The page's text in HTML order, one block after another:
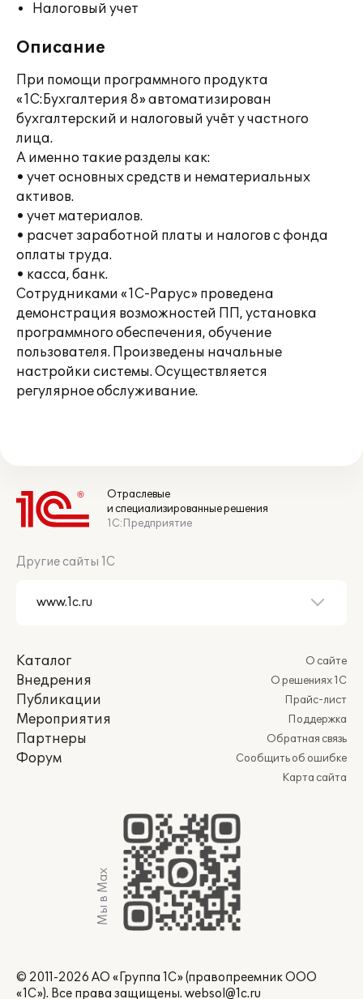
Налоговый учет
Описание
При помощи программного продукта
«1С:Бухгалтерия 8» автоматизирован
бухгалтерский и налоговый учёт у частного
лица.
А именно такие разделы как:
• учет основных средств и нематериальных
активов.
• учет материалов.
• расчет заработной платы и налогов с фонда
оплаты труда.
• касса, банк.
Сотрудниками «1С-Рарус» проведена
демонстрация возможностей ПП, установка
программного обеспечения, обучение
пользователя. Произведены начальные
настройки системы. Осуществляется
регулярное обслуживание.
Отраслевые
и специализированные решения
1С:Предприятие
Другие сайты 1С
Каталог
Внедрения
Публикации
Мероприятия
Партнеры
Форум
О сайте
О решениях 1С
Прайс-лист
Поддержка
Обратная связь
Сообщить об ошибке
Карта сайта
Мы в Max
© 2011-2026 АО «Группа 1С» (правопреемник ООО
«1С»). Все права защищены. websol@1c.ru